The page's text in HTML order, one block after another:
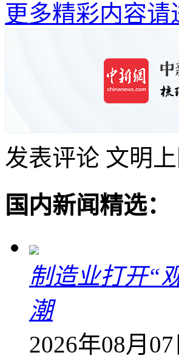
更多精彩内容
发表评论 文明
国内新闻精选：
制造业打开“
潮
2026年08月